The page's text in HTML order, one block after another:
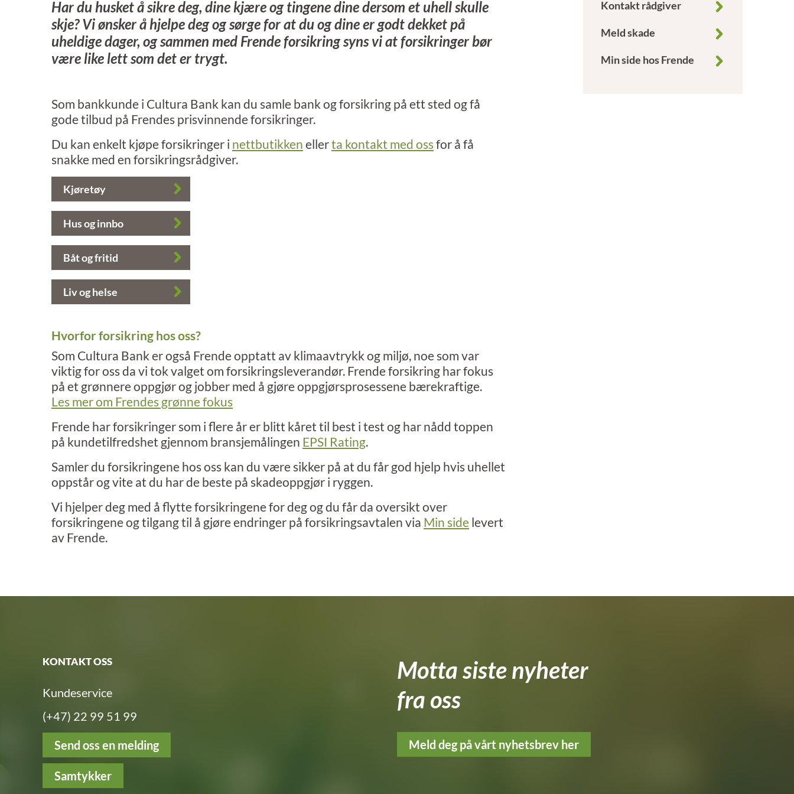
Har du husket å sikre deg, dine kjære og tingene dine dersom et uhell skulle
skje? Vi ønsker å hjelpe deg og sørge for at du og dine er godt dekket på
uheldige dager, og sammen med Frende forsikring syns vi at forsikringer bør
være like lett som det er trygt.
Som bankkunde i Cultura Bank kan du samle bank og forsikring på ett sted og få
gode tilbud på Frendes prisvinnende forsikringer.
Du kan enkelt kjøpe forsikringer i nettbutikken ellerta kontakt med ossfor å få
snakke med en forsikringsrådgiver.
Kjøretøy
Hus og innbo
Båt og fritid
Liv og helse
Hvorfor forsikring hos oss?
Som Cultura Bank er også Frende opptatt av klimaavtrykk og miljø, noe som var
viktig for oss da vi tok valget om forsikringsleverandør. Frende forsikring har fokus
på et grønnere oppgjør og jobber med å gjøre oppgjørsprosessene bærekraftige.
Les mer om Frendes grønne fokus
Frende har forsikringer som i flere år er blitt kåret til best i test og har nådd toppen
på kundetilfredshet gjennom bransjemålingen EPSI Rating.
Samler du forsikringene hos oss kan du være sikker på at du får god hjelp hvis uhellet
oppstår og vite at du har de beste på skadeoppgjør i ryggen.
Vi hjelper deg med å flytte forsikringene for deg og du får da oversikt over
forsikringene og tilgang til å gjøre endringer på forsikringsavtalen via Min side levert
av Frende.
Kontakt rådgiver
Meld skade
Min side hos Frende
KONTAKT OSS
Kundeservice
(+47) 22 99 51 99
Send oss en melding
Samtykker
Motta siste nyheter
fra oss
Meld deg på vårt nyhetsbrev her